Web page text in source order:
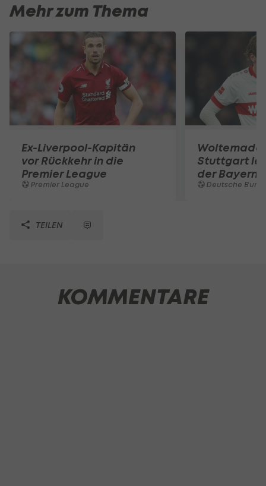
Mehr zum Thema
Ex-Liverpool-Kapitän
vor Rückkehr in die
Premier League
Premier League
Stuttgart
der Bayern
Deutsche
TEILEN
KOMMENTARE